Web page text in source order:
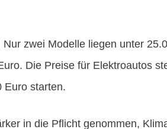
zwei Modelle liegen unter
Die Preise für Elektroautos
Euro starten.
in die Pflicht genommen,